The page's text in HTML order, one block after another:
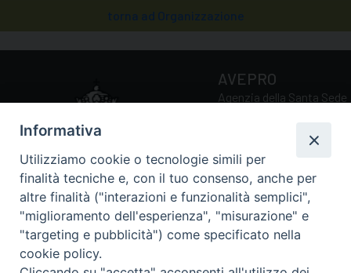
torna ad Organizzazione
AVEPRO
Agenzia della Santa Sede
Promozione della Qualità
delle Università e Facoltà
Ecclesiastiche
Via della Conciliazione, 5
00193 Roma (RM)
Informativa
Utilizziamo cookie o tecnologie simili per
finalità tecniche e, con il tuo consenso, anche per
altre finalità ("interazioni e funzionalità semplici",
"miglioramento dell'esperienza", "misurazione" e
"targeting e pubblicità") come specificato nella
cookie policy.